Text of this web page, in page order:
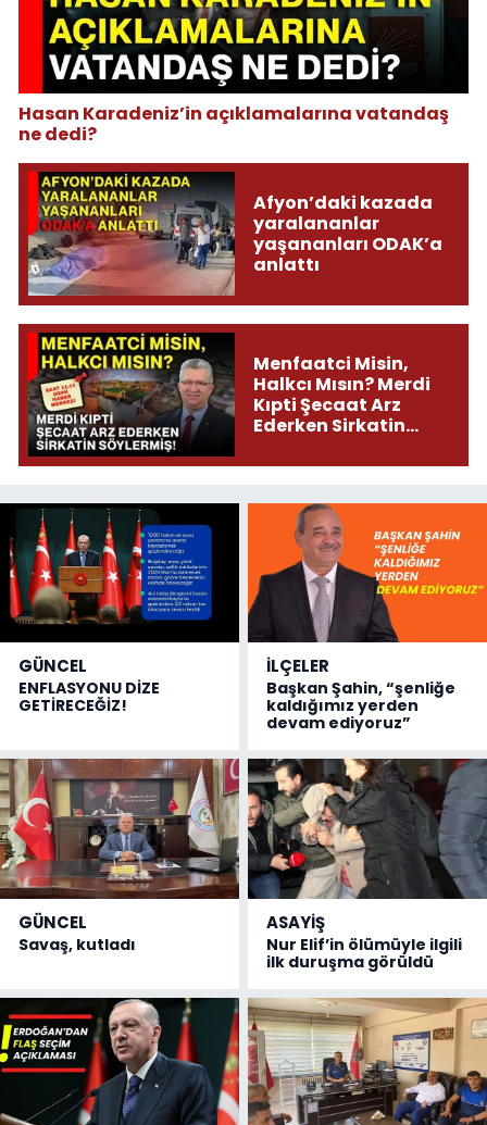
Hasan Karadeniz’in açıklamalarına vatandaş
ne dedi?
Afyon’daki kazada
yaralananlar
yaşananları ODAK’a
anlattı
Menfaatci Misin,
Halkcı Mısın? Merdi
Kıpti Şecaat Arz
Ederken Sirkatin
GÜNCEL
ENFLASYONU DİZE
GETİRECEĞİZ!
İLÇELER
Başkan Şahin, “şenliğe
kaldığımız yerden
devam ediyoruz”
GÜNCEL
Savaş, kutladı
ASAYİŞ
Nur Elif’in ölümüyle ilgili
ilk duruşma görüldü